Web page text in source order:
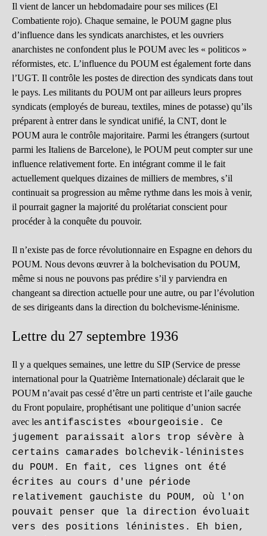
Il vient de lancer un hebdomadaire pour ses milices (El
Combatiente rojo). Chaque semaine, le POUM gagne plus
d’influence dans les syndicats anarchistes, et les ouvriers
anarchistes ne confondent plus le POUM avec les « politicos »
réformistes, etc. L’influence du POUM est également forte dans
l’UGT. Il contrôle les postes de direction des syndicats dans tout
le pays. Les militants du POUM ont par ailleurs leurs propres
syndicats (employés de bureau, textiles, mines de potasse) qu’ils
préparent à entrer dans le syndicat unifié, la CNT, dont le
POUM aura le contrôle majoritaire. Parmi les étrangers (surtout
parmi les Italiens de Barcelone), le POUM peut compter sur une
influence relativement forte. En intégrant comme il le fait
actuellement quelques dizaines de milliers de membres, s’il
continuait sa progression au même rythme dans les mois à venir,
il pourrait gagner la majorité du prolétariat conscient pour
procéder à la conquête du pouvoir.
Il n’existe pas de force révolutionnaire en Espagne en dehors du
POUM. Nous devons œuvrer à la bolchevisation du POUM,
même si nous ne pouvons pas prédire s’il y parviendra en
changeant sa direction actuelle pour une autre, ou par l’évolution
de ses dirigeants dans la direction du bolchevisme-léninisme.
Lettre du 27 septembre 1936
Il y a quelques semaines, une lettre du SIP (Service de presse
international pour la Quatrième Internationale) déclarait que le
POUM n’avait pas cessé d’être un parti centriste et l’aile gauche
du Front populaire, prophétisant une politique d’union sacrée
avec les antifascistes «bourgeoisie. Ce
jugement paraissait alors trop sévère à
certains camarades bolchevik-léninistes
du POUM. En fait, ces lignes ont été
écrites au cours d'une période
relativement gauchiste du POUM, où l'on
pouvait penser que la direction évoluait
vers des positions léninistes. Eh bien,